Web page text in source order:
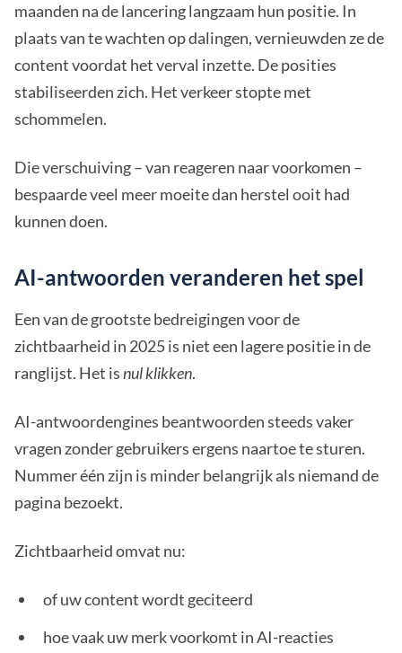
maanden na de lancering langzaam hun positie. In
plaats van te wachten op dalingen, vernieuwden ze de
content voordat het verval inzette. De posities
stabiliseerden zich. Het verkeer stopte met
schommelen.
Die verschuiving – van reageren naar voorkomen –
bespaarde veel meer moeite dan herstel ooit had
kunnen doen.
AI-antwoorden veranderen het spel
Een van de grootste bedreigingen voor de
zichtbaarheid in 2025 is niet een lagere positie in de
ranglijst. Het isnul klikken.
AI-antwoordengines beantwoorden steeds vaker
vragen zonder gebruikers ergens naartoe te sturen.
Nummer één zijn is minder belangrijk als niemand de
pagina bezoekt.
Zichtbaarheid omvat nu:
of uw content wordt geciteerd
hoe vaak uw merk voorkomt in AI-reacties